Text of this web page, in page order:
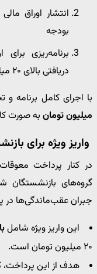
بودجه
برنامه‌ریزی
دریافتی بالای ۲۰ میلیون
با اجرای کامل برنامه
میلیون تومان به صورت
واریز ویژه برای
گروه‌های
جبران عقب‌ماندگی‌ها
این واریز ویژه شامل
۲۰ میلیون تومان است.
هدف از این